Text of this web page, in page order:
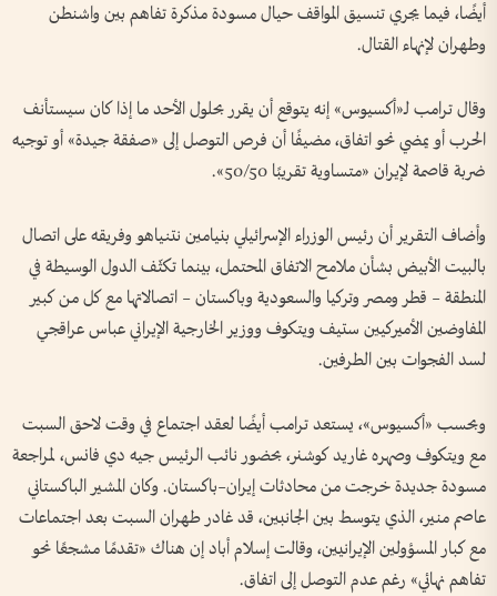
أيضًا، فيما يجري تنسيق المواقف حيال مسودة مذكرة تفاهم بين واشنطن
وطهران لإنهاء القتال.
وقال ترامب لـ«أكسيوس» إنه يتوقع أن يقرر بحلول الأحد ما إذا كان سيستأنف
الحرب أو يمضي نحو اتفاق، مضيفًا أن فرص التوصل إلى «صفقة جيدة» أو توجيه
ضربة قاصمة لإيران «متساوية تقريبًا 50/50».
وأضاف التقرير أن رئيس الوزراء الإسرائيلي بنيامين نتنياهو وفريقه على اتصال
بالبيت الأبيض بشأن ملامح الاتفاق المحتمل، بينما تكثّف الدول الوسيطة في
المنطقة – قطر ومصر وتركيا والسعودية وباكستان – اتصالاتها مع كل من كبير
المفاوضين الأميركيين ستيف ويتكوف ووزير الخارجية الإيراني عباس عراقجي
لسد الفجوات بين الطرفين.
وبحسب «أكسيوس»، يستعد ترامب أيضًا لعقد اجتماع في وقت لاحق السبت
مع ويتكوف وصهره غاريد كوشنر، بحضور نائب الرئيس جيه دي فانس، لمراجعة
مسودة جديدة خرجت من محادثات إيران–باكستان. وكان المشير الباكستاني
عاصم منير، الذي يتوسط بين الجانبين، قد غادر طهران السبت بعد اجتماعات
مع كبار المسؤولين الإيرانيين، وقالت إسلام أباد إن هناك «تقدمًا مشجعًا نحو
تفاهم نهائي» رغم عدم التوصل إلى اتفاق.